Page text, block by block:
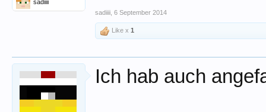
sadiiii
sadiiii 6 September 2014
Like x 1
Ich hab auch